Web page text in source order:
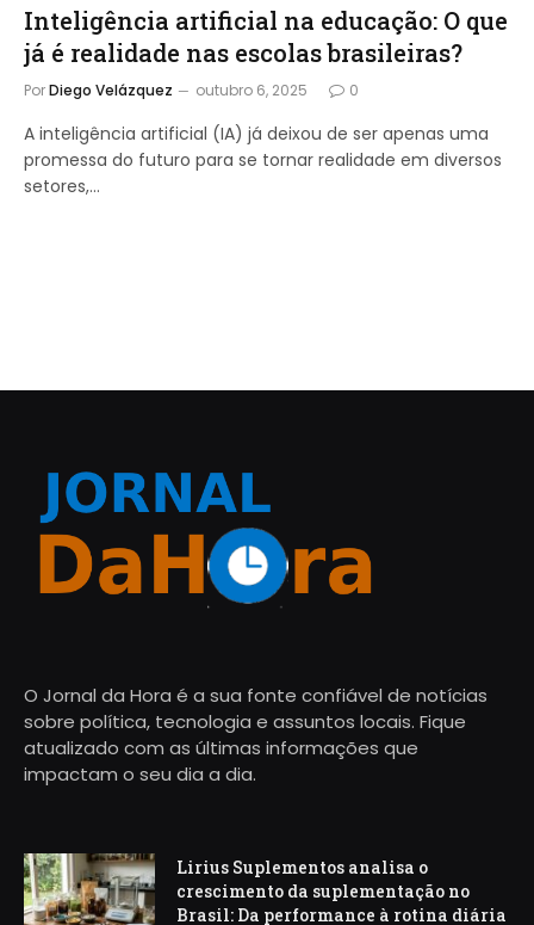
Inteligência artificial na educação: O que
já é realidade nas escolas brasileiras?
PorDiego Velázquez outubro 6, 2025 0
A inteligência artificial (IA) já deixou de ser apenas uma
promessa do futuro para se tornar realidade em diversos
setores,…
O Jornal da Hora é a sua fonte confiável de notícias
sobre política, tecnologia e assuntos locais. Fique
atualizado com as últimas informações que
impactam o seu dia a dia.
Lirius Suplementos analisa o
crescimento da suplementação no
Brasil: Da performance à rotina diária